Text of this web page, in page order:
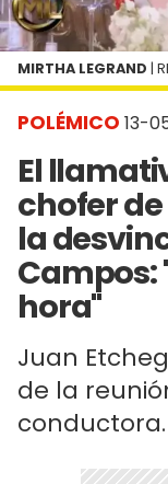
POLÉMICO 13-
El
chofer
la
Campos:
hora"
Juan
de la
conductora.
MIRTHA LEGRAND |